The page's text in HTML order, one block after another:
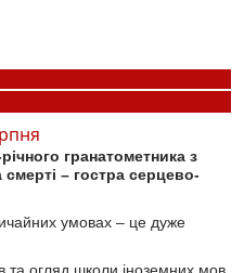
гранатометника з
– гостра серцево-
умовах – це дуже